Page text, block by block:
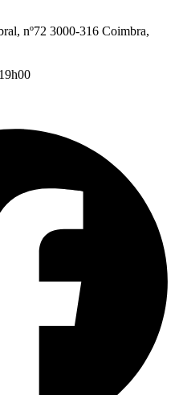
nº72 3000-316 Coimbra,